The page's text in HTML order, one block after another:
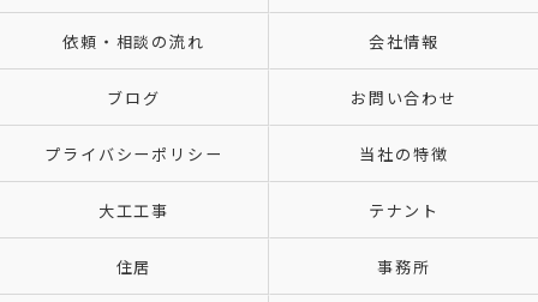
依頼・相談の流れ 会社情報
ブログ お問い合わせ
プライバシーポリシー 当社の特徴
大工工事 テナント
住居 事務所